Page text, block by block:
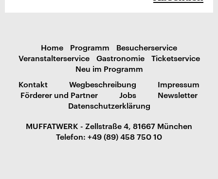
Home Programm
Besucherservice
Veranstalterservice
Gastronomie
Ticketservice
Neu im Programm
Kontakt
Wegbeschreibung
Impressum
Förderer und Partner
Jobs
Newsletter
Datenschutzerklärung
MUFFATWERK - Zellstraße 4, 81667 München
Telefon: +49 (89) 458 750 10